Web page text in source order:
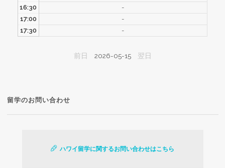
16:30
-
17:00
-
17:30
-
前日 2026-05-15 翌日
留学のお問い合わせ
ハワイ留学に関するお問い合わせはこちら